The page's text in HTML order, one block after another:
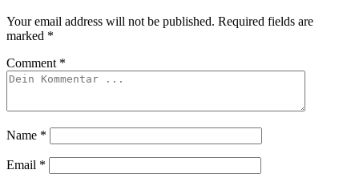
Your email address will not be published. Required fields are
marked *
Comment *
Name *
Email *